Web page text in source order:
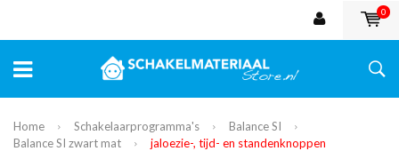
0
Home Schakelaarprogramma's
Balance SI
Balance SI zwart mat
jaloezie-, tijd- en standenknoppen